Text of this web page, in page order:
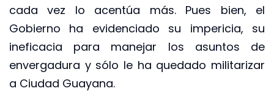
cada vez lo acentúa más. Pues bien, el
Gobierno ha evidenciado su impericia, su
ineficacia para manejar los asuntos de
envergadura y sólo le ha quedado militarizar
a Ciudad Guayana.